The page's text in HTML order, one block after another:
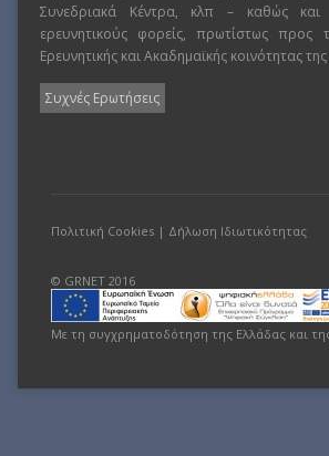
Συνεδριακά Κέντρα, κλπ – καθώς και
ερευνητικούς φορείς, πρωτίστως
Ερευνητικής και Ακαδημαϊκής κοινότητας
Συχνές Ερωτήσεις
Πολιτική Cookies | Δήλωση Ιδιωτικότητας
© GRNET 2016
Με τη συγχρηματοδότηση της Ελλάδας και